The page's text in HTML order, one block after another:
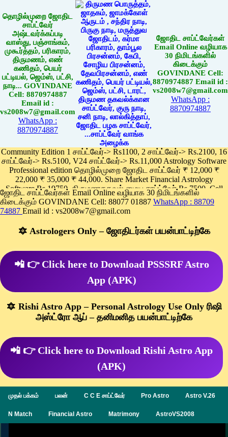
தொழில்முறை ஜோதிட
சாப்ட்வேர்
அஷ்டவர்க்கப்படி
வாஸ்து, பஞ்சாங்கம்,
முகூர்த்தம், பரிகாரம்,
திருமணம், எண்
கணிதம், பெயர்
பட்டியல், ஜெம்ஸ், பட்சி,
நாடி... GOVINDANE
Cell: 8870974887
Email id :
vs2008w7@gmail.com
WhatsApp :
8870974887
ஜோதிட சாப்ட்வேர்கள்
Email Online வழியாக
30 நிமிடங்களில்
கிடைக்கும்
GOVINDANE Cell:
8870974887 Email id :
vs2008w7@gmail.com
WhatsApp :
8870974887
Community Edition 1 சாப்ட்வேர்-> Rs1100, 2 சாப்ட்வேர்-> Rs.2100, 16
சாப்ட்வேர்-> Rs.5100, V24 சாப்ட்வேர்-> Rs.11,000 Astrology Software
Professional edition தொழில்முறை ஜோதிட சாப்ட்வேர் ₹ 12,000 ₹
22,000 ₹ 35,000 ₹ 44,000. Share Market Financial Astrology
Software Rs.19750, திருமணதகவல் மைய சாப்ட்வேர் Rs.7500, Cell
Phone App Rs. 1100
Pay online
ஜோதிட சாப்ட்வேர்கள் Email Online வழியாக 30 நிமிடங்களில்
கிடைக்கும் GOVINDANE Cell: 88077 01887 WhatsApp : 88709
74887 Email id : vs2008w7@gmail.com
🔯 Astrologers Only – ஜோதிடர்கள் பயன்பாட்டிற்கே
📲 👉 Click here to Download PSSSRF Astro
App (APK)
🔯 Rishi Astro App – Personal Astrology Use Only ரிஷி
அஸ்ட்ரோ ஆப் – தனிமனித பயன்பாட்டிற்கே
📲 👉 Click here to Download Rishi Astro App
(APK)
முதல் பக்கம் பலன் C C E சாப்ட்வேர் Pro Astro Astro V.26
N Match Financial Astro Matrimony AstroVS2008